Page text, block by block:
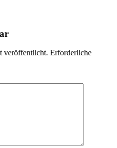
veröffentlicht. Erforderliche